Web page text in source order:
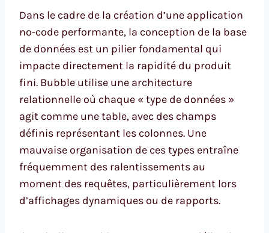
Dans le cadre de la création d’une application
no-code performante, la conception de la base
de données est un pilier fondamental qui
impacte directement la rapidité du produit
fini. Bubble utilise une architecture
relationnelle où chaque « type de données »
agit comme une table, avec des champs
définis représentant les colonnes. Une
mauvaise organisation de ces types entraîne
fréquemment des ralentissements au
moment des requêtes, particulièrement lors
d’affichages dynamiques ou de rapports.